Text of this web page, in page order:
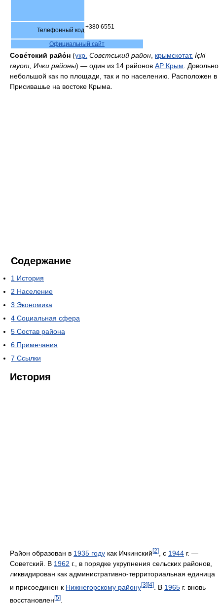
Телефонный код+380 6551
Официальный сайт
Сове́тский райо́н (укр. Совєтський район крымскотат. İçki
rayonı, Ички районы) — один из 14 районов АР Крым . Довольно
небольшой как по площади, так и по населению. Расположен в
Присивашье на востоке Крыма.
Содержание
1 История
2 Население
3 Экономика
4 Социальная сфера
5 Состав района
6 Примечания
7 Ссылки
История
Район образован в 1935 году как Ичкинский[2] , с 1944 г. —
Советский. В 1962 г., в порядке укрупнения сельских районов,
ликвидирован как административно-территориальная единица
и присоединен к Нижнегорскому району[3][4] . В 1965 г. вновь
восстановлен [5]